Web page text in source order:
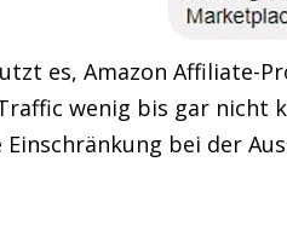
es, Amazon Affiliate-
wenig bis gar nicht
Einschränkung bei der